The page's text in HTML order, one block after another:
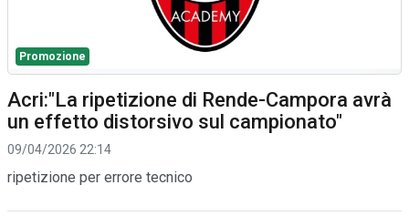
Promozione
Acri:"La ripetizione di Rende-Campora avrà
un effetto distorsivo sul campionato"
09/04/2026 22:14
ripetizione per errore tecnico